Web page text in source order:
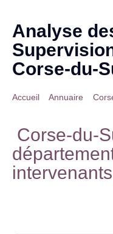
Analyse
Corse-du-
Accueil Annuaire
Corse-du-
intervenants